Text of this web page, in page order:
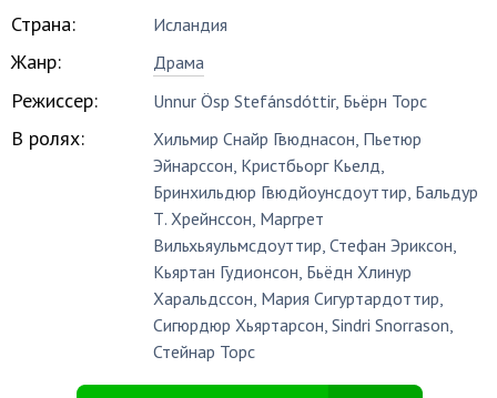
Страна: Исландия
Жанр: Драма
Режиссер: Unnur Ösp Stefánsdóttir, Бьёрн Торс
В ролях: Хильмир Снайр Гвюднасон, Пьетюр
Эйнарссон, Кристбьорг Кьелд,
Бринхильдюр Гвюдйоунсдоуттир, Бальдур
Т. Хрейнссон, Маргрет
Вильхьяульмсдоуттир,Стефан Эриксон,
Кьяртан Гудионсон, Бьёдн Хлинур
Харальдссон, Мария Сигуртардоттир,
Сигюрдюр Хьяртарсон,Sindri Snorrason,
Стейнар Торс